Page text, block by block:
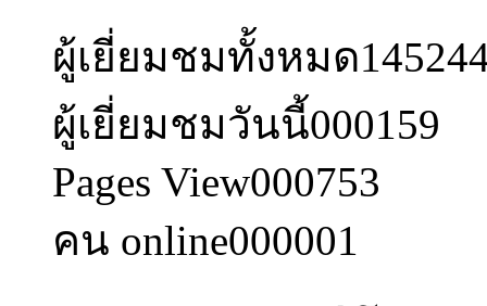
ผู้เยี่ยมชมทั้งหมด
ผู้เยี่ยมชมวันนี้000159
Pages View000753
คน online000001